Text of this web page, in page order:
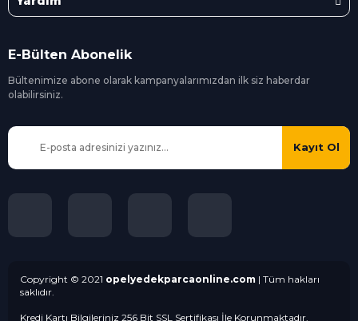
E-Bülten Abonelik
Bültenimize abone olarak kampanyalarımızdan ilk siz haberdar
olabilirsiniz.
Kayıt Ol
Copyright © 2021 opelyedekparcaonline.com | Tüm hakları
saklıdır.
Kredi Kartı Bilgileriniz 256 Bit SSL Sertifikası İle Korunmaktadır.